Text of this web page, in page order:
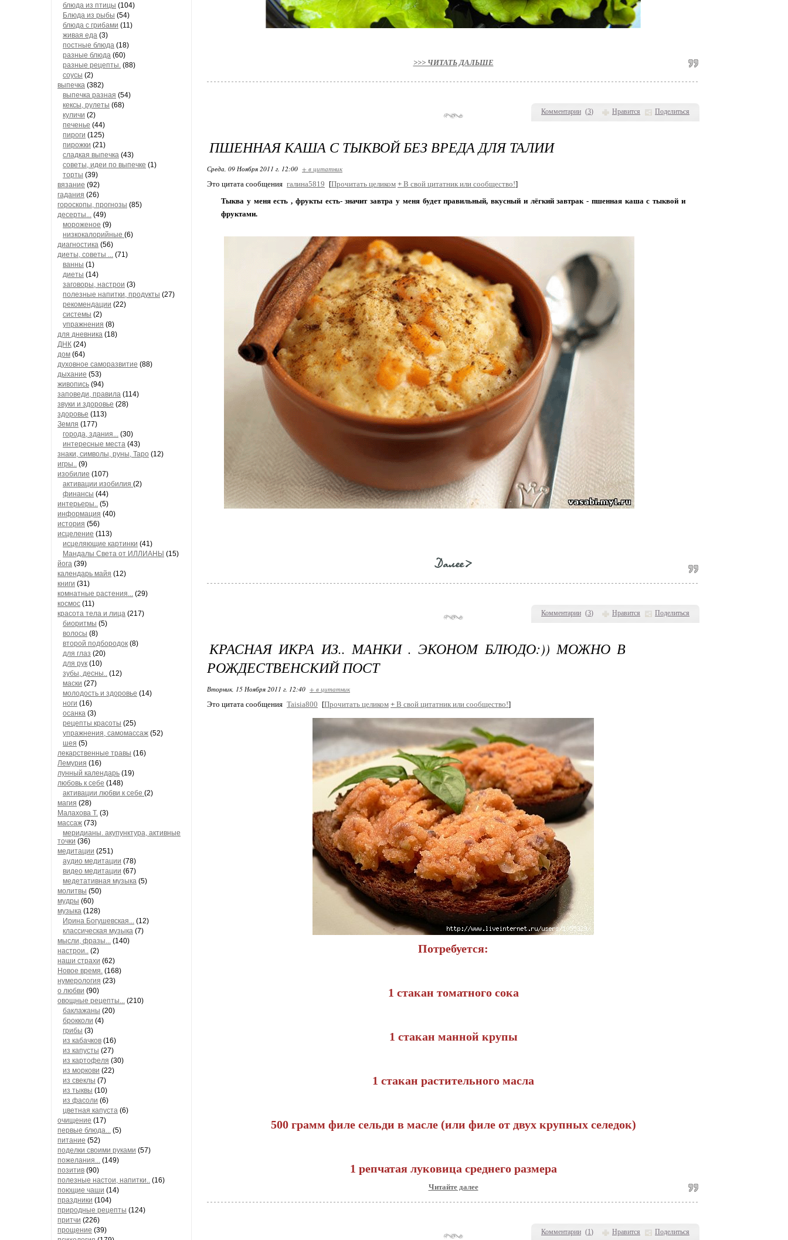
блюда из птицы (104)
Блюда из рыбы (54)
блюда с грибами (11)
живая еда (3)
постные блюда (18)
разные блюда (60)
разные рецепты. (88)
соусы (2)
выпечка (382)
выпечка разная (54)
кексы, рулеты (68)
куличи (2)
печенье (44)
пироги (125)
пирожки (21)
сладкая выпечка (43)
советы, идеи по выпечке (1)
торты (39)
вязание (92)
гадания (26)
гороскопы, прогнозы (85)
десерты... (49)
мороженое (9)
низкокалорийные (6)
диагностика (56)
диеты, советы ... (71)
ванны (1)
диеты (14)
заговоры, настрои (3)
полезные напитки, продукты (27)
рекомендации (22)
системы (2)
упражнения (8)
для дневника (18)
ДНК (24)
дом (64)
духовное саморазвитие (88)
дыхание (53)
живопись (94)
заповеди, правила (114)
звуки и здоровье (28)
здоровье (113)
Земля (177)
города, здания... (30)
интересные места (43)
знаки, символы, руны, Таро (12)
игры.. (9)
изобилие (107)
активации изобилия (2)
финансы (44)
интерьеры.. (5)
информация (40)
история (56)
исцеление (113)
исцеляющие картинки (41)
Мандалы Света от ИЛЛИАНЫ (15)
йога (39)
календарь майя (12)
книги (31)
комнатные растения... (29)
космос (11)
красота тела и лица (217)
биоритмы (5)
волосы (8)
второй подбородок (8)
для глаз (20)
для рук (10)
зубы, десны.. (12)
маски (27)
молодость и здоровье (14)
ноги (16)
осанка (3)
рецепты красоты (25)
упражнения, самомассаж (52)
шея (5)
лекарственные травы (16)
Лемурия (16)
лунный календарь (19)
любовь к себе (148)
активации любви к себе (2)
магия (28)
Малахова Т. (3)
массаж (73)
меридианы. акупунктура, активные
точки (36)
медитации (251)
аудио медитации (78)
видео медитации (67)
медетативная музыка (5)
молитвы (50)
мудры (60)
музыка (128)
Ирина Богушевская... (12)
классическая музыка (7)
мысли, фразы... (140)
настрои.. (2)
наши страхи (62)
Новое время. (168)
нумерология (23)
о любви (90)
овощные рецепты... (210)
баклажаны (20)
брокколи (4)
грибы (3)
из кабачков (16)
из капусты (27)
из картофеля (30)
из моркови (22)
из свеклы (7)
из тыквы (10)
из фасоли (6)
цветная капуста (6)
очищение (17)
первые блюда... (5)
питание (52)
поделки своими руками (57)
пожелания... (149)
позитив (90)
полезные настои, напитки.. (16)
поющие чаши (14)
праздники (104)
природные рецепты (124)
притчи (226)
прощение (39)
Комментарии (3) Нравится Поделиться
>>> ЧИТАТЬ ДАЛЬШЕ
Комментарии (3) Нравится Поделиться
ПШЕННАЯ КАША С ТЫКВОЙ БЕЗ ВРЕДА ДЛЯ ТАЛИИ
Среда, 09 Ноября 2011 г. 12:00 + в цитатник
Это цитата сообщения галина5819 [Прочитать целиком + В свой цитатник или сообщество!]
Тыква у меня есть , фрукты есть- значит завтра у меня будет правильный, вкусный и лёгкий завтрак - пшенная каша с тыквой и
фруктами.
Комментарии (1) Нравится Поделиться
КРАСНАЯ ИКРА ИЗ.. МАНКИ . ЭКОНОМ БЛЮДО:)) МОЖНО В
РОЖДЕСТВЕНСКИЙ ПОСТ
Вторник, 15 Ноября 2011 г. 12:40 + в цитатник
Это цитата сообщения Taisia800 [Прочитать целиком + В свой цитатник или сообщество!]
Потребуется:
1 стакан томатного сока
1 стакан манной крупы
1 стакан растительного масла
500 грамм филе сельди в масле (или филе от двух крупных селедок)
1 репчатая луковица среднего размера
Читайте далее